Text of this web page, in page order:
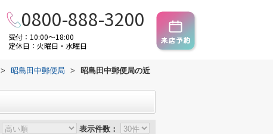
0800-888-3200
受付：10:00～18:00
定休日：火曜日・水曜日
> 昭島田中郵便局 >
昭島田中郵便局の近
表示件数：